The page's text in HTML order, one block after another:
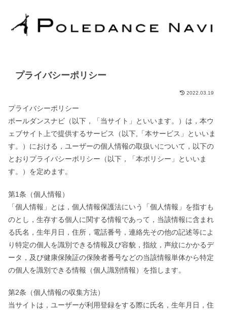
プライバシーポリシー
2022.03.19
プライバシーポリシー
ポールダンスナビ（以下，「当サイト」といいます。）は，本ウ
ェブサイト上で提供するサービス（以下,「本サービス」といいま
す。）における，ユーザーの個人情報の取扱いについて，以下の
とおりプライバシーポリシー（以下，「本ポリシー」といいま
す。）を定めます。
第1条（個人情報）
「個人情報」とは，個人情報保護法にいう「個人情報」を指すも
のとし，生存する個人に関する情報であって，当該情報に含まれ
る氏名，生年月日，住所，電話番号，連絡先その他の記述等によ
り特定の個人を識別できる情報及び容貌，指紋，声紋にかかるデ
ータ，及び健康保険証の保険者番号などの当該情報単体から特定
の個人を識別できる情報（個人識別情報）を指します。
第2条（個人情報の収集方法）
当サイトは，ユーザーが利用登録をする際に氏名，生年月日，住